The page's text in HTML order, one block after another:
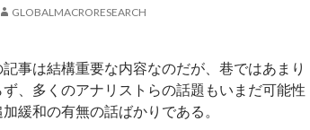
GLOBALMACRORESEARCH
事は結構重要な内容なのだが、巷ではあまり
、多くのアナリストらの話題もいまだ可能性
緩和の有無の話ばかりである。